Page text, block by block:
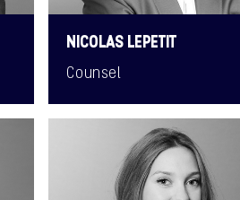
NICOLAS LEPETIT
Counsel